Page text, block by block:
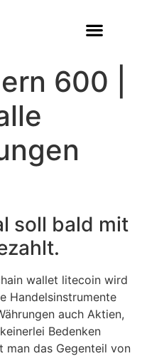
600 |
soll bald mit
wallet litecoin wird
Handelsinstrumente
auch Aktien,
Bedenken
man das Gegenteil von